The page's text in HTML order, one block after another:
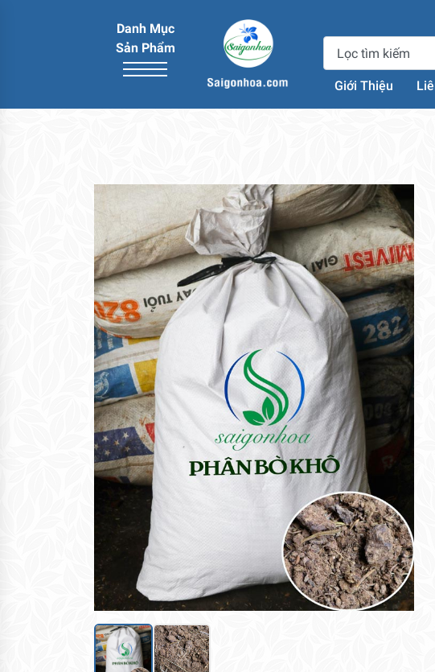
Danh Mục
Sản Phẩm
Giới Thiệu